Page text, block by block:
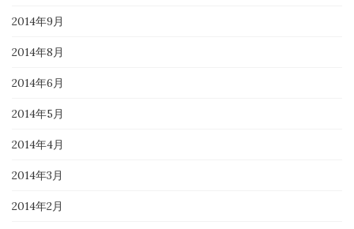
2014年9月
2014年8月
2014年6月
2014年5月
2014年4月
2014年3月
2014年2月